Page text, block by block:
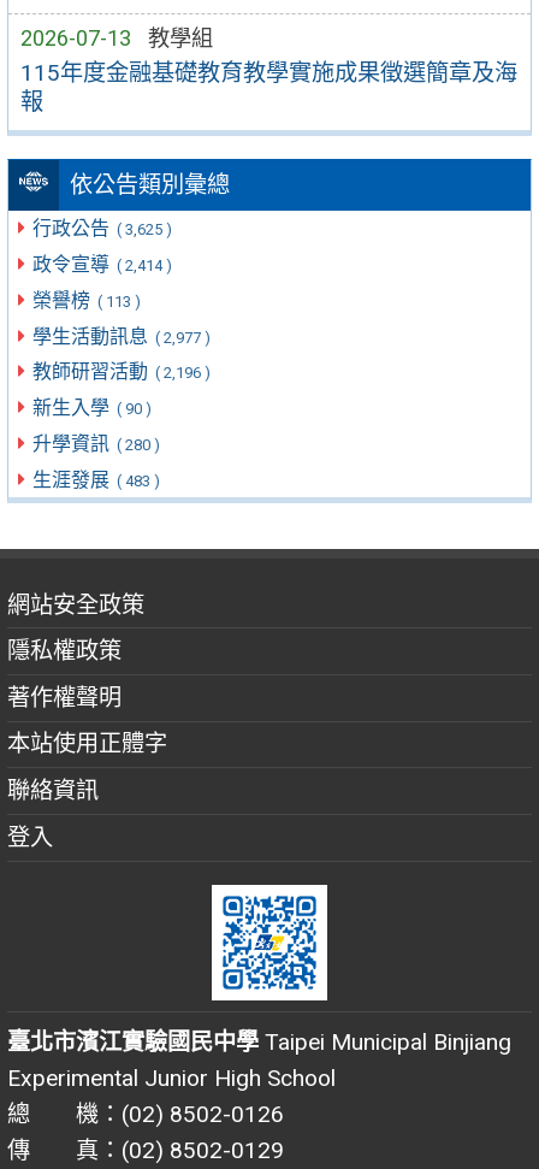
2026-07-13 教學組
115年度金融基礎教育教學實施成果徵選簡章及海
報
依公告類別彙總
行政公告 ( 3,625 )
政令宣導 ( 2,414 )
榮譽榜 ( 113 )
學生活動訊息 ( 2,977 )
教師研習活動 ( 2,196 )
新生入學 ( 90 )
升學資訊 ( 280 )
生涯發展 ( 483 )
網站安全政策
隱私權政策
著作權聲明
本站使用正體字
聯絡資訊
登入
臺北市濱江實驗國民中學 Taipei Municipal Binjiang
Experimental Junior High School
總 機：(02) 8502-0126
傳 真：(02) 8502-0129